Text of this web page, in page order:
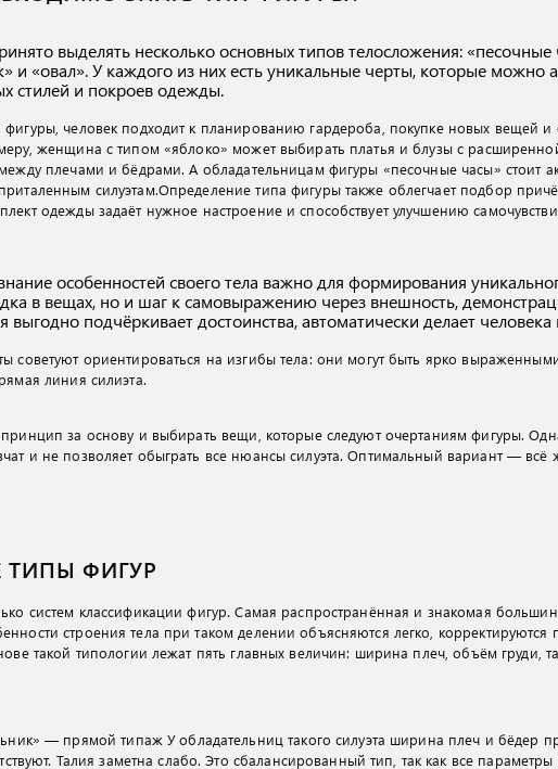
выделять несколько основных типов телосложения: «песочные
и «овал». У каждого из них есть уникальные черты, которые можно
стилей и покроев одежды.
человек подходит к планированию гардероба, покупке новых вещей
женщина с типом «яблоко» может выбирать платья и блузы с
плечами и бёдрами. А обладательницам фигуры «песочные часы» стоит
силуэтам.Определение типа фигуры также облегчает подбор
одежды задаёт нужное настроение и способствует улучшению
особенностей своего тела важно для формирования
в вещах, но и шаг к самовыражению через внешность,
подчёркивает достоинства, автоматически делает человека
советуют ориентироваться на изгибы тела: они могут быть ярко
линия силиэта.
за основу и выбирать вещи, которые следуют очертаниям фигуры.
и не позволяет обыграть все нюансы силуэта. Оптимальный вариант — всё
ФИГУР
систем классификации фигур. Самая распространённая и знакомая
строения тела при таком делении объясняются легко, корректируются
такой типологии лежат пять главных величин: ширина плеч, объём груди,
— прямой типаж У обладательниц такого силуэта ширина плеч и бёдер
Талия заметна слабо. Это сбалансированный тип, так как все